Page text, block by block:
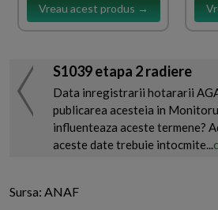
Vreau acest produs →
S1039 etapa 2 radiere
Data inregistrarii hotararii
publicarea acesteia in
influenteaza aceste termene?
aceste date trebuie intocmite...
Sursa: ANAF